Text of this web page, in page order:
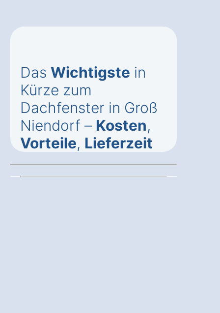
Das Wichtigste in
Kürze zum
Dachfenster in Groß
Niendorf – Kosten,
Vorteile, Lieferzeit